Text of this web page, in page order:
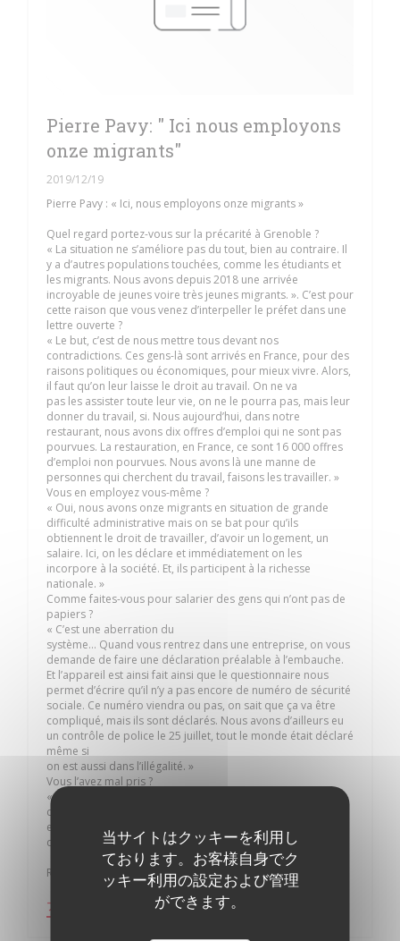
当サイトはクッキーを利用し
ております。お客様自身でク
ッキー利用の設定および管理
ができます。
Pierre Pavy: " Ici nous employons
onze migrants"
2019/12/19
Pierre Pavy : « Ici, nous employons onze migrants »
Quel regard portez-vous sur la précarité à Grenoble ?
« La situation ne s’améliore pas du tout, bien au contraire. Il
y a d’autres populations touchées, comme les étudiants et
les migrants. Nous avons depuis 2018 une arrivée
incroyable de jeunes voire très jeunes migrants. ». C’est pour
cette raison que vous venez d’interpeller le préfet dans une
lettre ouverte ?
« Le but, c’est de nous mettre tous devant nos
contradictions. Ces gens-là sont arrivés en France, pour des
raisons politiques ou économiques, pour mieux vivre. Alors,
il faut qu’on leur laisse le droit au travail. On ne va
pas les assister toute leur vie, on ne le pourra pas, mais leur
donner du travail, si. Nous aujourd’hui, dans notre
restaurant, nous avons dix offres d’emploi qui ne sont pas
pourvues. La restauration, en France, ce sont 16 000 offres
d’emploi non pourvues. Nous avons là une manne de
personnes qui cherchent du travail, faisons les travailler. »
Vous en employez vous-même ?
« Oui, nous avons onze migrants en situation de grande
difficulté administrative mais on se bat pour qu’ils
obtiennent le droit de travailler, d’avoir un logement, un
salaire. Ici, on les déclare et immédiatement on les
incorpore à la société. Et, ils participent à la richesse
nationale. »
Comme faites-vous pour salarier des gens qui n’ont pas de
papiers ?
« C’est une aberration du
système… Quand vous rentrez dans une entreprise, on vous
demande de faire une déclaration préalable à l’embauche.
Et l’appareil est ainsi fait ainsi que le questionnaire nous
permet d’écrire qu’il n’y a pas encore de numéro de sécurité
sociale. Ce numéro viendra ou pas, on sait que ça va être
compliqué, mais ils sont déclarés. Nous avons d’ailleurs eu
un contrôle de police le 25 juillet, tout le monde était déclaré
même si
on est aussi dans l’illégalité. »
Vous l’avez mal pris ?
« Ce n’était pas très sympathique… Qu’on vienne nous
contrôler un 25 juillet en plein service à midi, qu’on
empêche le personnel de travailler, oui j’ai trouvé ça un peu
dur. »
Recueilli par J-B.V.
プレス記事を見る ((新しいウィンドウで開きます))